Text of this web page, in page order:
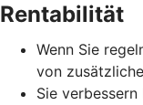
Rentabilität
Wenn Sie
von
Sie